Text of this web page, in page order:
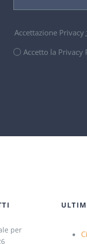
Accettazione Privacy
Accetto la Privacy
per